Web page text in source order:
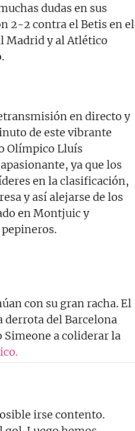
dudas en sus
2-2 contra el Betis en el
Madrid y al Atlético
en directo y
de este vibrante
Olímpico Lluís
ya que los
en la clasificación,
y así alejarse de los
en Montjuic y
con su gran racha. El
derrota del Barcelona
Simeone a coliderar la
irse contento.